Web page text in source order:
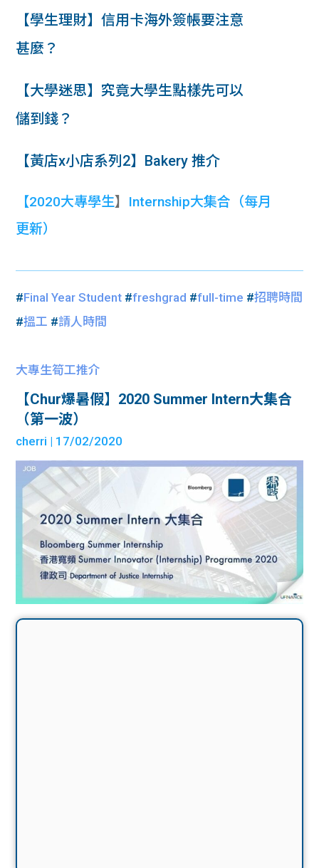
【學生理財】信用卡海外簽帳要注意
甚麼？
【大學迷思】究竟大學生點樣先可以
儲到錢？
【黃店x小店系列2】Bakery 推介
【2020大專學生】 Internship大集合 （每月
更新）
#Final Year Student #freshgrad #full-time #招聘時間
#搵工 #請人時間
大專生筍工推介
【Chur爆暑假】2020 Summer Intern大集合
（第一波）
cherri | 17/02/2020